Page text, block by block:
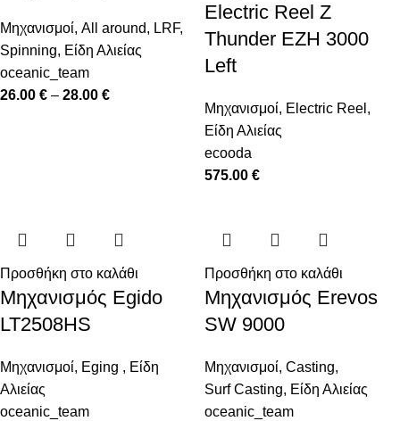
Μηχανισμοί, All around, LRF,
Spinning, Είδη Αλιείας
oceanic_team
26.00 € – 28.00 €
Electric Reel Z
Thunder EZH 3000
Left
Μηχανισμοί, Electric Reel ,
Είδη Αλιείας
ecooda
575.00 €
Προσθήκη στο καλάθι
Μηχανισμός Egido
LT2508HS
Μηχανισμοί, Eging , Είδη
Αλιείας
oceanic_team
Προσθήκη στο καλάθι
Μηχανισμός Erevos
SW 9000
Μηχανισμοί, Casting,
Surf Casting, Είδη Αλιείας
oceanic_team